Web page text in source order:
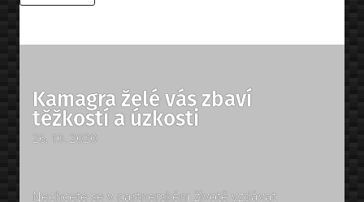
Kamagra želé vás zbaví
těžkostí a úzkosti
Posted
26. 10. 2020
Nechcete se v partnerském životě vzdávat